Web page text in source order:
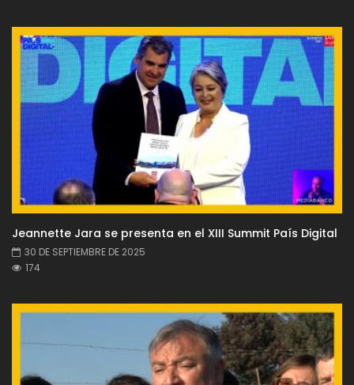
Jeannette Jara se presenta en el XIII Summit País Digital
30 DE SEPTIEMBRE DE 2025
174